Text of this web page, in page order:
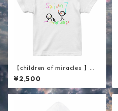
【children of miracles 】キ
ッズ半袖Tシャツ ホワイト
¥2,500